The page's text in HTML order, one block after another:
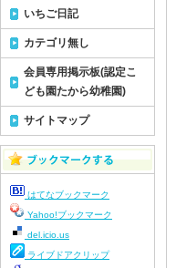
いちご日記
カテゴリ無し
会員専用掲示板(認定こ
ども園たから幼稚園)
サイトマップ
はてなブックマーク
Yahoo!ブックマーク
del.icio.us
ライブドアクリップ